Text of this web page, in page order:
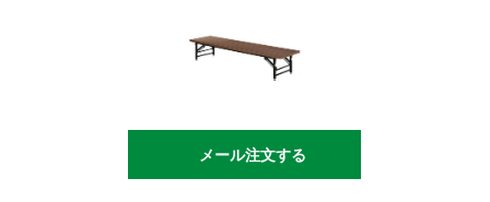
メール注文する